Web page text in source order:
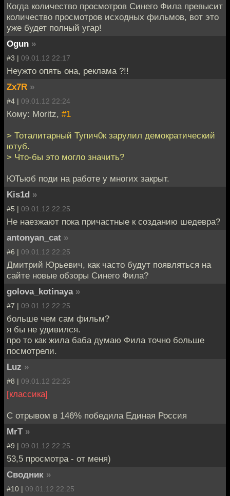
Когда количество просмотров Синего Фила превысит
количество просмотров исходных фильмов, вот это
уже будет полный угар!
Ogun »
#3 | 09.01.12 22:17
Неужто опять она, реклама ?!!
Zx7R »
#4 | 09.01.12 22:24
Кому: Moritz, #1
> Тоталитарный Тупич0к зарулил демократический
ютуб.
> Что-бы это могло значить?
ЮТьюб поди на работе у многих закрыт.
Kis1d »
#5 | 09.01.12 22:25
Не наезжают пока причастные к созданию шедевра?
antonyan_cat »
#6 | 09.01.12 22:25
Дмитрий Юрьевич, как часто будут появляться на
сайте новые обзоры Синего Фила?
golova_kotinaya »
#7 | 09.01.12 22:25
больше чем сам фильм?
я бы не удивился.
про то как жила баба думаю Фила точно больше
посмотрели.
Luz »
#8 | 09.01.12 22:25
[классика]
С отрывом в 146% победила Единая Россия
MrT »
#9 | 09.01.12 22:25
53,5 просмотра - от меня)
Сводник »
#10 | 09.01.12 22:25